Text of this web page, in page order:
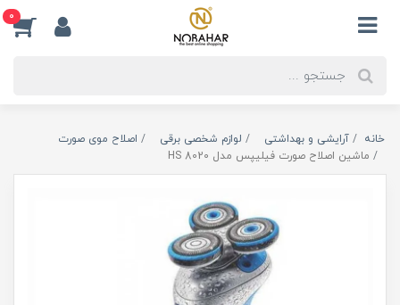
0
خانه آرایشی و بهداشتی لوازم شخصی برقی
اصلاح موی صورت
ماشین اصلاح صورت فیلیپس مدل HS 8020